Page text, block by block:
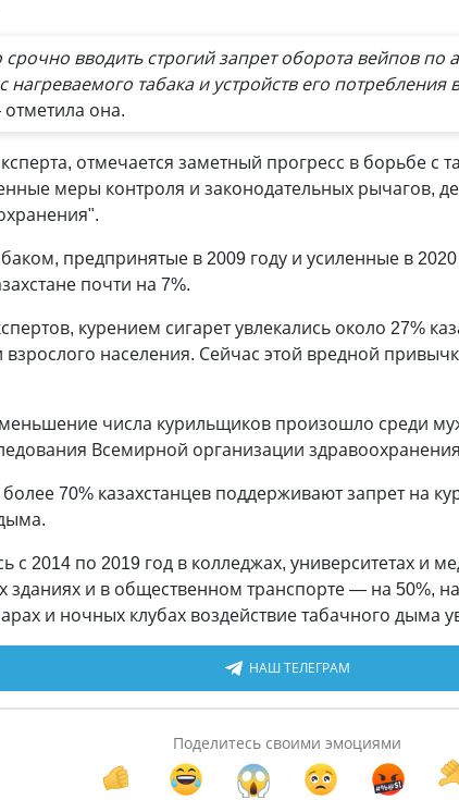
вводить строгий запрет оборота вейпов по
нагреваемого табака и устройств его
она.
отмечается заметный прогресс в борьбе с
меры контроля и законодательных рычагов,
предпринятые в 2009 году и усиленные в
почти на 7%.
курением сигарет увлекались около 27%
взрослого населения. Сейчас этой вредной
числа курильщиков произошло среди
Всемирной организации
70% казахстанцев поддерживают запрет на
с 2014 по 2019 год в колледжах, университетах и
зданиях и в общественном транспорте — на 50%,
и ночных клубах воздействие табачного дыма
НАШ ТЕЛЕГРАМ
Поделитесь своими эмоциями